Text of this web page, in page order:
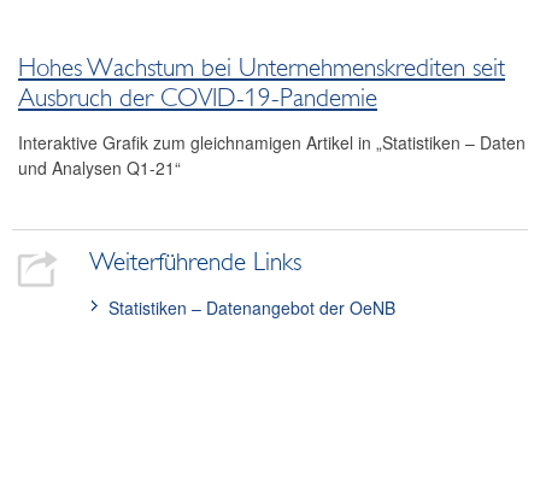
Hohes Wachstum bei Unternehmenskrediten seit
Ausbruch der COVID-19-Pandemie
Interaktive Grafik zum gleichnamigen Artikel in „Statistiken – Daten
und Analysen Q1-21“
Weiterführende Links
Statistiken – Datenangebot der OeNB